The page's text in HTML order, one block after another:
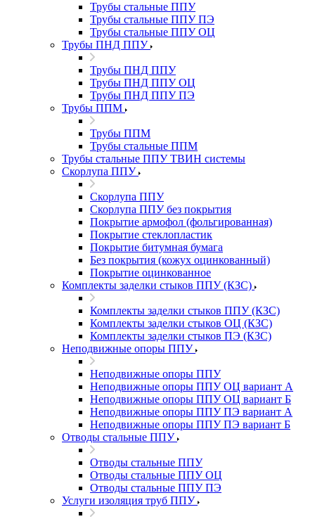
Трубы стальные ППУ
Трубы стальные ППУ ПЭ
Трубы стальные ППУ ОЦ
Трубы ПНД ППУ
Трубы ПНД ППУ
Трубы ПНД ППУ ОЦ
Трубы ПНД ППУ ПЭ
Трубы ППМ
Трубы ППМ
Трубы стальные ППМ
Трубы стальные ППУ ТВИН системы
Скорлупа ППУ
Скорлупа ППУ
Скорлупа ППУ без покрытия
Покрытие армофол (фольгированная)
Покрытие стеклопластик
Покрытие битумная бумага
Без покрытия (кожух оцинкованный)
Покрытие оцинкованное
Комплекты заделки стыков ППУ (КЗС)
Комплекты заделки стыков ППУ (КЗС)
Комплекты заделки стыков ОЦ (КЗС)
Комплекты заделки стыков ПЭ (КЗС)
Неподвижные опоры ППУ
Неподвижные опоры ППУ
Неподвижные опоры ППУ ОЦ вариант А
Неподвижные опоры ППУ ОЦ вариант Б
Неподвижные опоры ППУ ПЭ вариант А
Неподвижные опоры ППУ ПЭ вариант Б
Отводы стальные ППУ
Отводы стальные ППУ
Отводы стальные ППУ ОЦ
Отводы стальные ППУ ПЭ
Услуги изоляция труб ППУ